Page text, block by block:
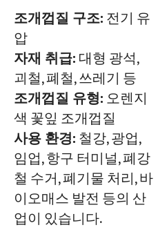
조개껍질 구조:전기 유
압
자재 취급:대형 광석,
괴철, 폐철, 쓰레기 등
조개껍질 유형:오렌지
색 꽃잎 조개껍질
사용 환경:철강, 광업,
임업, 항구 터미널, 폐강
철 수거, 폐기물 처리, 바
이오매스 발전 등의 산
업이 있습니다.